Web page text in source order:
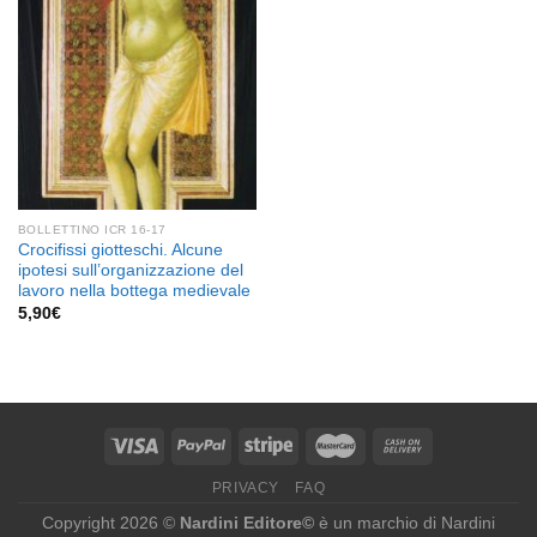
BOLLETTINO ICR 16-17
Crocifissi giotteschi. Alcune
ipotesi sull’organizzazione del
lavoro nella bottega medievale
5,90€
PRIVACY FAQ
Copyright 2026 © Nardini Editore© è un marchio di Nardini